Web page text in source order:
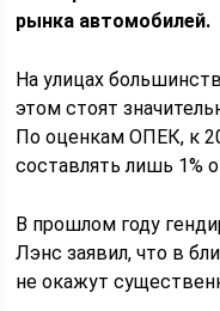
рынка автомобилей.
На улицах
этом стоят
По оценкам ОПЕК, к
составлять лишь 1%
В прошлом году
Лэнс заявил, что в
не окажут